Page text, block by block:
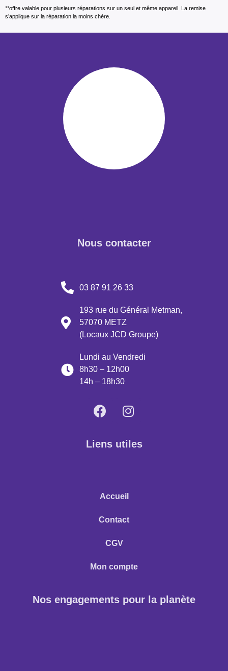
**offre valable pour plusieurs réparations sur un seul et même appareil. La remise
s’applique sur la réparation la moins chère.
Nous contacter
03 87 91 26 33
193 rue du Général Metman,
57070 METZ
(Locaux JCD Groupe)
Lundi au Vendredi
8h30 – 12h00
14h – 18h30
Liens utiles
Accueil
Contact
CGV
Mon compte
Nos engagements pour la planète